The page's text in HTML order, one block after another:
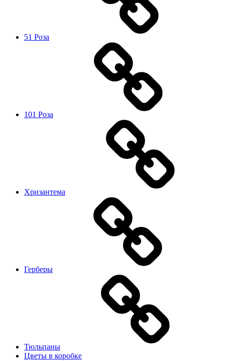
51 Роза
101 Роза
Хризантема
Герберы
Тюльпаны
Цветы в коробке